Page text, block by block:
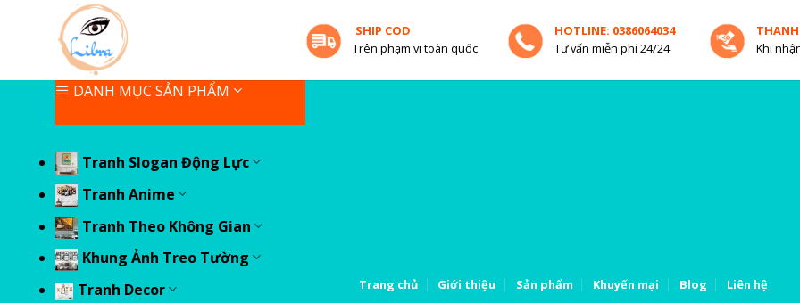
SHIP COD
Trên phạm vi toàn quốc
HOTLINE: 0386064034
Tư vấn miễn phí 24/24
Khi
DANH MỤC SẢN PHẨM
Tranh Slogan Động Lực
Tranh Anime
Tranh Theo Không Gian
Khung Ảnh Treo Tường
Tranh Decor
Trang chủ Giới thiệu Sản phẩm Khuyến mại Blog Liên hệ